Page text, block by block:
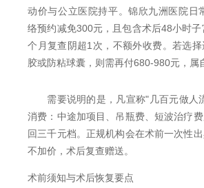
动价与公立医院持平。锦欣九洲医院日
络预约减免300元，且包含术后48小时子
个月复查阴超1次，不额外收费。若选
胶或防粘球囊，则需再付680-980元，属
需要说明的是，凡宣称"几百元做人
消费：中途加项目、吊瓶费、短波治疗
回三千元档。正规机构会在术前一次性
不加价，术后复查赠送。
术前须知与术后恢复要点